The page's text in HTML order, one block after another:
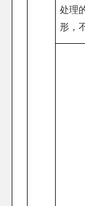
处理
形，